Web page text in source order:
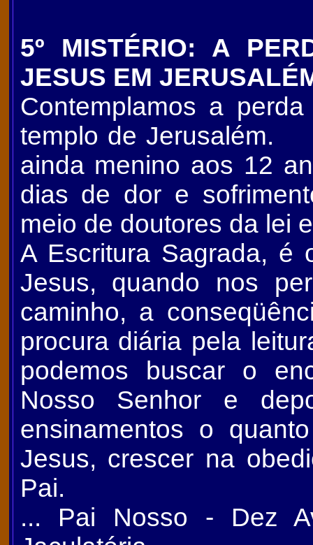
5º MISTÉRIO: A
JESUS EM
Contemplamos a
templo de Jerusalém.
ainda menino aos 12
dias de dor e
meio de doutores da lei
A Escritura Sagrada, é
Jesus, quando nos
caminho, a
procura diária pela
podemos buscar o
Nosso Senhor e
ensinamentos o
Jesus, crescer na
Pai.
... Pai Nosso - Dez